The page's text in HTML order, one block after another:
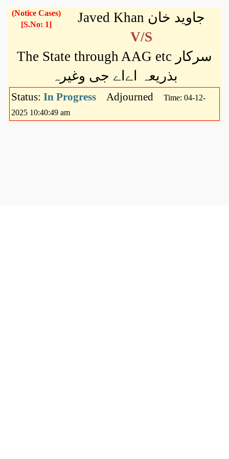
(Notice Cases)
[S.No: 1]
Javed Khan جاوید خان
V/S
The State through AAG etc سرکار
بذریعہ اےاے جی وغیرہ
Status: In Progress Adjourned
Time: 04-12-
2025 10:40:49 am